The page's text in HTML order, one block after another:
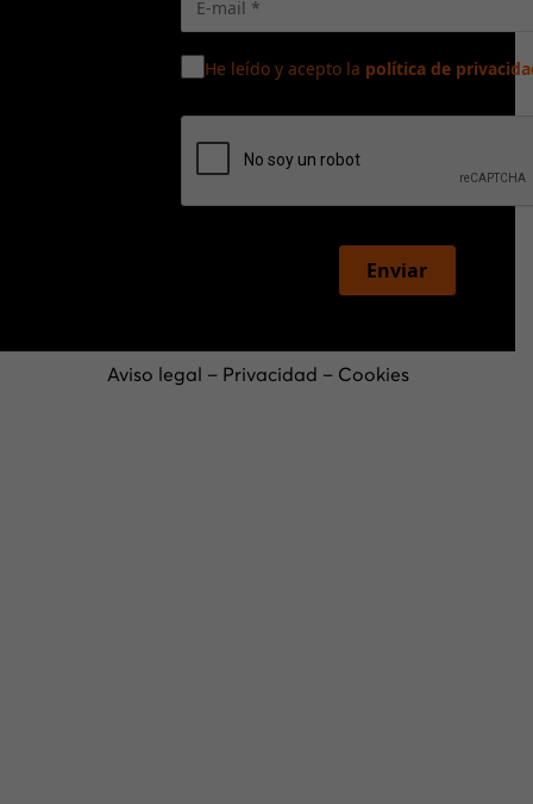
He leído y acepto la política de
Enviar
Aviso legal – Privacidad – Cookies